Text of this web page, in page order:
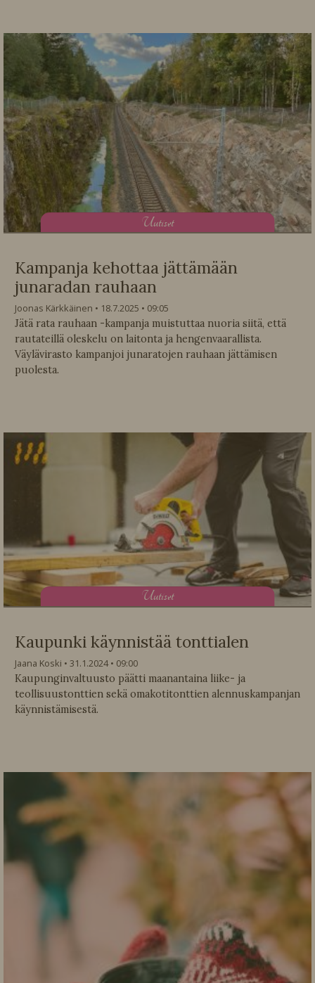
Uutiset
Kampanja kehottaa jättämään
junaradan rauhaan
Joonas Kärkkäinen 18.7.2025
09:05
Jätä rata rauhaan -kampanja muistuttaa nuoria siitä, että
rautateillä oleskelu on laitonta ja hengenvaarallista.
Väylävirasto kampanjoi junaratojen rauhaan jättämisen
puolesta.
Uutiset
Kaupunki käynnistää tonttialen
Jaana Koski 31.1.2024
09:00
Kaupunginvaltuusto päätti maanantaina liike- ja
teollisuustonttien sekä omakotitonttien alennuskampanjan
käynnistämisestä.